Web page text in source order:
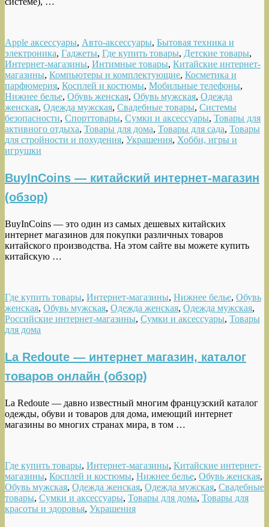
Apple аксессуары, Авто-аксессуары, Бытовая техника и
электроника, Гаджеты, Где купить товары, Детские товары,
Интернет-магазины, Интимные товары, Китайские интернет-
магазины, Компьютеры и комплектующие, Косметика и
парфюмерия, Косплей и костюмы, Мобильные телефоны,
Нижнее белье, Обувь женская, Обувь мужская, Одежда
женская, Одежда мужская, Свадебные товары, Системы
безопасности, Спорттовары, Сумки и аксессуары, Товары для
активного отдыха, Товары для дома, Товары для сада, Товары
для стройности и похудения, Украшения, Хобби, игры и
игрушки
BuyInCoins — китайский интернет-магазин
(обзор)
BuyInCoins — это один из самых дешевых китайских
интернет магазинов для покупки различных товаров
китайского производства. На этом сайте вы можете купить
китайскую …
Где купить товары, Интернет-магазины, Нижнее белье, Обувь
женская, Обувь мужская, Одежда женская, Одежда мужская,
Российские интернет-магазины, Сумки и аксессуары, Товары
для дома
La Redoute — интернет магазин, каталог
товаров онлайн (обзор)
La Redoute — давно известный многим французский каталог
одежды, обуви и товаров для дома, имеющий интернет
магазины во многих странах мира, в том …
Где купить товары, Интернет-магазины, Китайские интернет-
магазины, Косплей и костюмы, Нижнее белье, Обувь женская,
Обувь мужская, Одежда женская, Одежда мужская, Свадебные
товары, Сумки и аксессуары, Товары для дома, Товары для
красоты и здоровья, Украшения